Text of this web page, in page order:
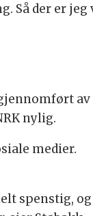
Så der er
av
nylig.
medier.
spenstig,